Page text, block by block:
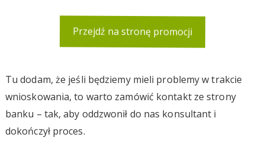
Przejdź na stronę promocji
Tu dodam, że jeśli będziemy mieli problemy w trakcie
wnioskowania, to warto zamówić kontakt ze strony
banku – tak, aby oddzwonił do nas konsultant i
dokończył proces.